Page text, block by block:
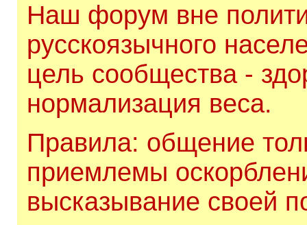
Наш форум вне
русскоязычного
цель сообщества -
нормализация веса.
Правила: общение
приемлемы
высказывание своей